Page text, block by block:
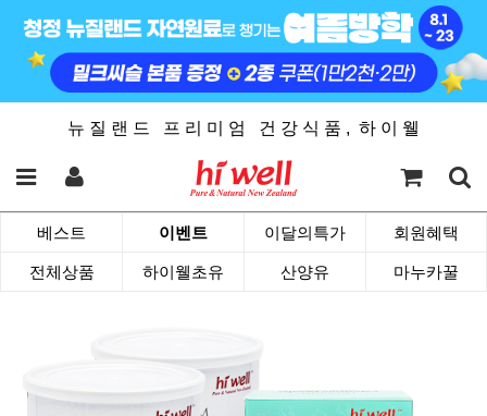
뉴 질 랜 드 프 리 미 엄 건 강 식 품 , 하 이 웰
베스트 이벤트 이달의특가 회원혜택
전체상품 하이웰초유 산양유 마누카꿀